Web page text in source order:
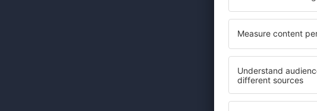
Levné lety,